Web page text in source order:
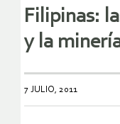
Filipinas:
y la
7 JULIO, 2011